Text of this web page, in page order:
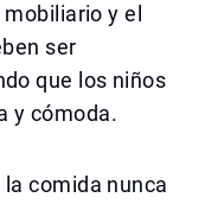
y el
ser
que los niños
y cómoda.
comida nunca